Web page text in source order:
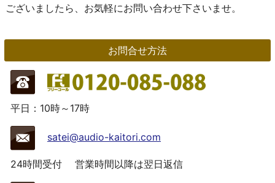
ございましたら、お気軽にお問い合わせ下さいませ。
お問合せ方法
平日：10時～17時
satei@audio-kaitori.com
24時間受付 営業時間以降は翌日返信